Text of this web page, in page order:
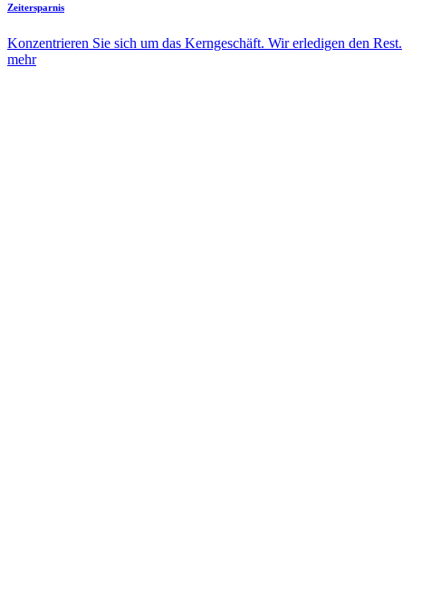
Zeitersparnis
Konzentrieren Sie sich um das Kerngeschäft. Wir erledigen den Rest.
mehr